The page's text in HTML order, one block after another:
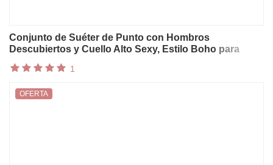
Conjunto de Suéter de Punto con Hombros
Descubiertos y Cuello Alto Sexy, Estilo Boho para
Holgado para Vacaciones de Primavera/Verano
1
OFERTA